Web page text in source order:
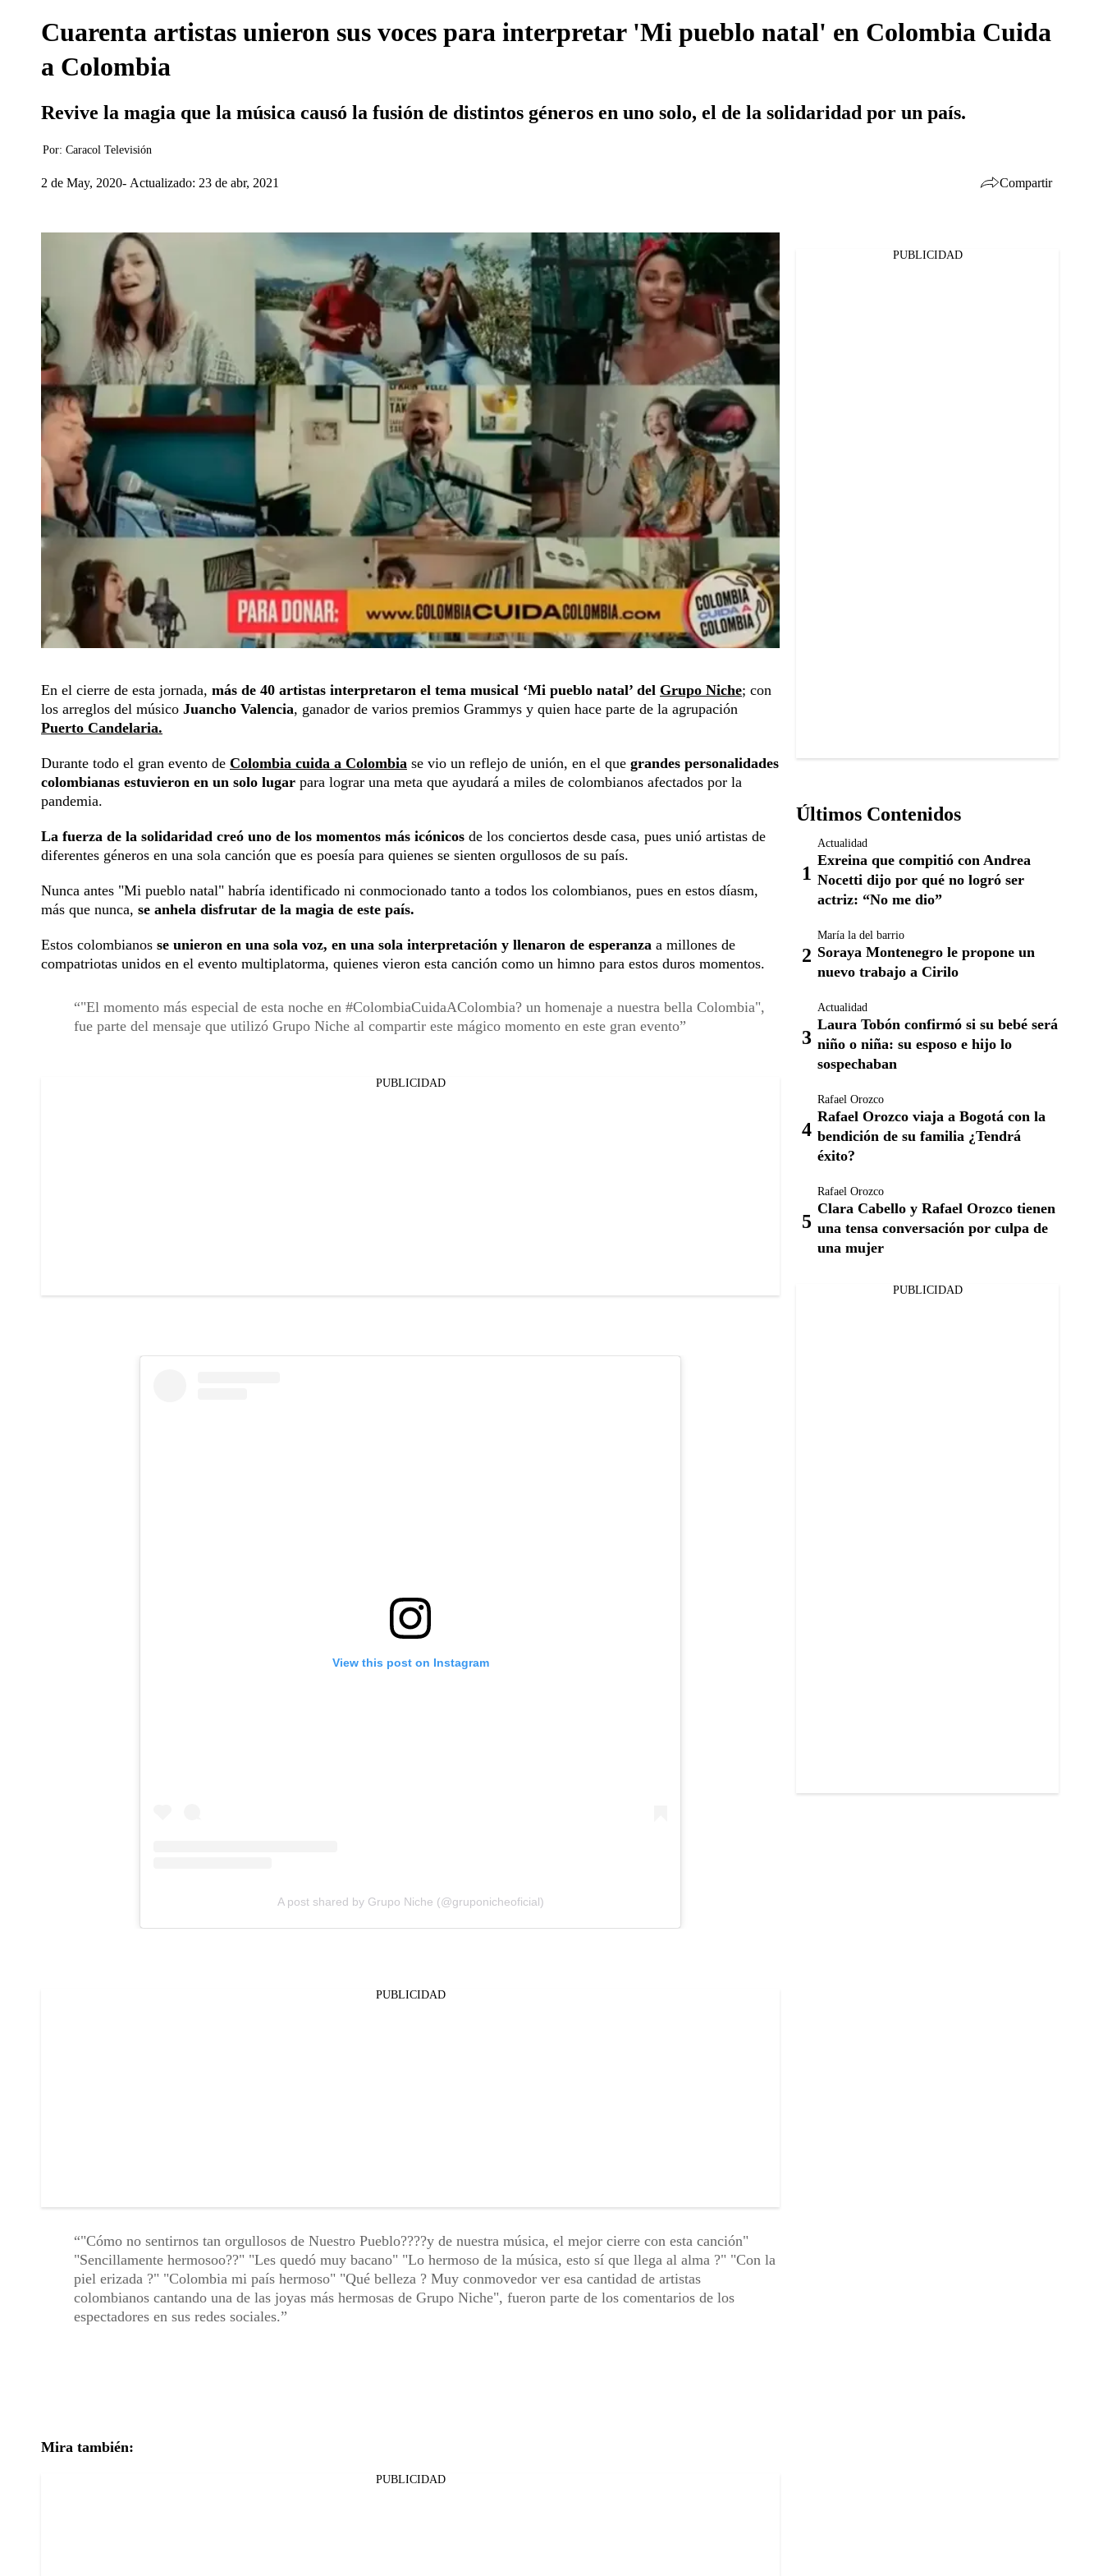
Cuarenta artistas unieron sus voces para interpretar 'Mi pueblo natal' en Colombia Cuida
a Colombia
Revive la magia que la música causó la fusión de distintos géneros en uno solo, el de la solidaridad por un país.
Por: Caracol Televisión
2 de May, 2020 Actualizado: 23 de abr, 2021 Compartir
Facebook
Twitter
Whatsapp
En el cierre de esta jornada, más de 40 artistas interpretaron el tema musical ‘Mi pueblo natal’ del Grupo Niche; con
los arreglos del músico Juancho Valencia, ganador de varios premios Grammys y quien hace parte de la agrupación
Puerto Candelaria.
Durante todo el gran evento de Colombia cuida a Colombia se vio un reflejo de unión, en el que grandes personalidades
colombianas estuvieron en un solo lugar para lograr una meta que ayudará a miles de colombianos afectados por la
pandemia.
La fuerza de la solidaridad creó uno de los momentos más icónicos de los conciertos desde casa, pues unió artistas de
diferentes géneros en una sola canción que es poesía para quienes se sienten orgullosos de su país.
Nunca antes "Mi pueblo natal" habría identificado ni conmocionado tanto a todos los colombianos, pues en estos díasm,
más que nunca, se anhela disfrutar de la magia de este país.
Estos colombianos se unieron en una sola voz, en una sola interpretación y llenaron de esperanza a millones de
compatriotas unidos en el evento multiplatorma, quienes vieron esta canción como un himno para estos duros momentos.
"El momento más especial de esta noche en #ColombiaCuidaAColombia? un homenaje a nuestra bella Colombia",
fue parte del mensaje que utilizó Grupo Niche al compartir este mágico momento en este gran evento
PUBLICIDAD
View this post on Instagram
A post shared by Grupo Niche (@gruponicheoficial)
PUBLICIDAD
"Cómo no sentirnos tan orgullosos de Nuestro Pueblo????y de nuestra música, el mejor cierre con esta canción"
"Sencillamente hermosoo??" "Les quedó muy bacano" "Lo hermoso de la música, esto sí que llega al alma ?" "Con la
piel erizada ?" "Colombia mi país hermoso" "Qué belleza ? Muy conmovedor ver esa cantidad de artistas
colombianos cantando una de las joyas más hermosas de Grupo Niche", fueron parte de los comentarios de los
espectadores en sus redes sociales.
Mira también:
PUBLICIDAD
PUBLICIDAD
Últimos Contenidos
Actualidad
Exreina que compitió con Andrea
Nocetti dijo por qué no logró ser
actriz: “No me dio”
María la del barrio
Soraya Montenegro le propone un
nuevo trabajo a Cirilo
Actualidad
Laura Tobón confirmó si su bebé será
niño o niña: su esposo e hijo lo
sospechaban
Rafael Orozco
Rafael Orozco viaja a Bogotá con la
bendición de su familia ¿Tendrá
éxito?
Rafael Orozco
Clara Cabello y Rafael Orozco tienen
una tensa conversación por culpa de
una mujer
PUBLICIDAD